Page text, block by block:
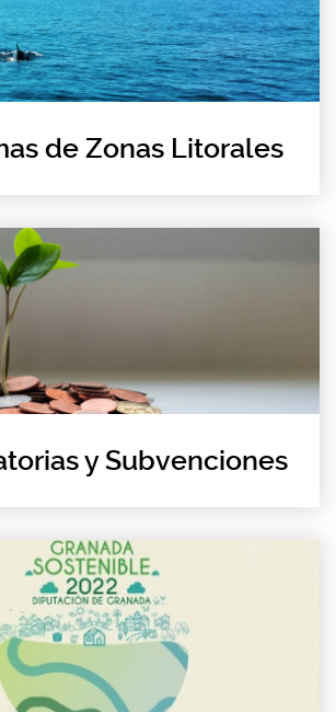
de Zonas Litorales
y Subvenciones